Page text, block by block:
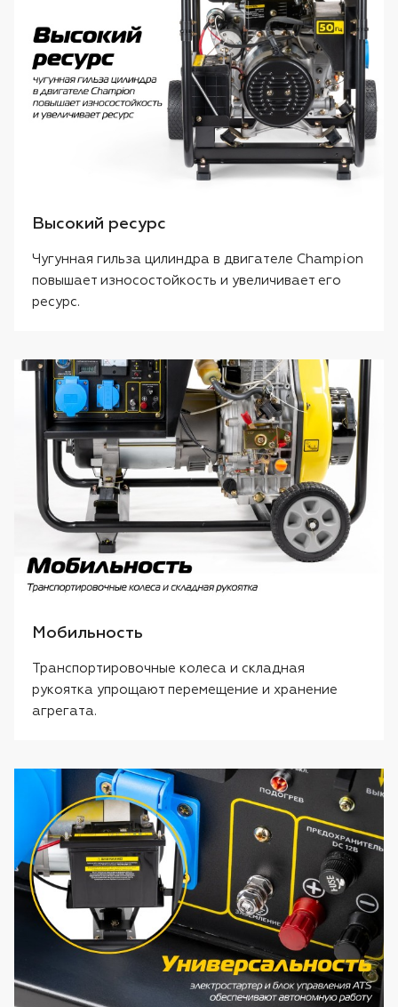
Высокий ресурс
Чугунная гильза цилиндра в двигателе Champion
повышает износостойкость и увеличивает его
ресурс.
Мобильность
Транспортировочные колеса и складная
рукоятка упрощают перемещение и хранение
агрегата.